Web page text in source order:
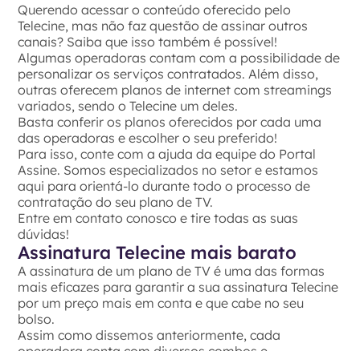
Querendo acessar o conteúdo oferecido pelo
Telecine, mas não faz questão de assinar outros
canais? Saiba que isso também é possível!
Algumas operadoras contam com a possibilidade de
personalizar os serviços contratados. Além disso,
outras oferecem planos de internet com streamings
variados, sendo o Telecine um deles.
Basta conferir os planos oferecidos por cada uma
das operadoras e escolher o seu preferido!
Para isso, conte com a ajuda da equipe do Portal
Assine. Somos especializados no setor e estamos
aqui para orientá-lo durante todo o processo de
contratação do seu plano de TV.
Entre em contato conosco e tire todas as suas
dúvidas!
Assinatura Telecine mais barato
A assinatura de um plano de TV é uma das formas
mais eficazes para garantir a sua assinatura Telecine
por um preço mais em conta e que cabe no seu
bolso.
Assim como dissemos anteriormente, cada